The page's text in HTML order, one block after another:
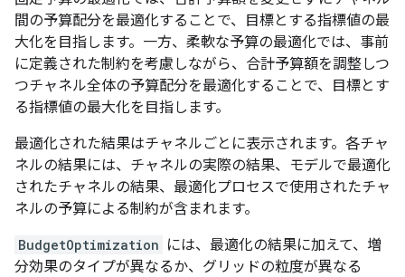
間の予算配分を最適化することで、目標とする指標値の最
大化を目指します。一方、柔軟な予算の最適化では、事前
に定義された制約を考慮しながら、合計予算額を調整しつ
つチャネル全体の予算配分を最適化することで、目標とす
る指標値の最大化を目指します。
最適化された結果はチャネルごとに表示されます。各チャ
ネルの結果には、チャネルの実際の結果、モデルで最適化
されたチャネルの結果、最適化プロセスで使用されたチャ
ネルの予算による制約が含まれます。
BudgetOptimization には、最適化の結果に加えて、増
分効果のタイプが異なるか、グリッドの粒度が異なる